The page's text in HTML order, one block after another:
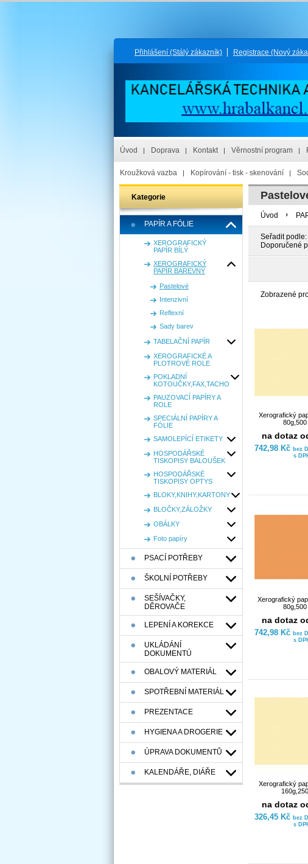
Přihlášení (Stálý zákazník) Registrace (Nový
Úvod Doprava Kontakt Věrnostní program
Kroužková vazba Kopírování - tisk - skenování
Kategorie
PAPÍR A FÓLIE
XEROGRAFICKÝ
PAPÍR BÍLÝ
XEROGRAFICKÝ
PAPÍR BAREVNÝ
Pastelové
Intenzivní
Reflexní
Sady barev
TABELAČNÍ PAPÍR
XEROGRAFICKÉ A
PLOTROVÉ ROLE
POKLADNÍ
KOTOUČKY,FAX,TACHO
PAUZOVACÍ PAPÍRY A
ROLE
SPECIÁLNÍ PAPÍRY A
FÓLIE
SAMOLEPÍCÍ ETIKETY
HOSPODÁŘSKÉ
TISKOPISY BALOUŠEK
HOSPODÁŘSKÉ
TISKOPISY OPTYS
BLOKY,KNIHY,KARTONY
BLOČKY,ZÁLOŽKY
OBÁLKY
Foto papíry
PSACÍ POTŘEBY
ŠKOLNÍ POTŘEBY
SEŠÍVAČKY,
DĚROVAČE
LEPENÍ A KOREKCE
UKLÁDÁNÍ
DOKUMENTÚ
OBALOVÝ MATERIÁL
SPOTŘEBNÍ MATERIÁL
PREZENTACE
HYGIENA A DROGERIE
ÚPRAVA DOKUMENTŮ
KALENDÁŘE, DIÁŘE
Úvod
Seřadit podle:
Doporučené
Zobrazené
Xerografický
80g,500
na dotaz
742,98 Kč bez
s
Xerografický
80g,500
na dotaz
742,98 Kč bez
s
Xerografický
na dotaz
326,45 Kč bez
s